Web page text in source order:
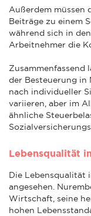
Außerdem müssen
Beiträge zu einem
während sich in
Arbeitnehmer die
Zusammenfassend
der Besteuerung in
nach individueller
variieren, aber im
ähnliche
Lebensqualität
Die Lebensqualität
angesehen.
Wirtschaft, seine
hohen